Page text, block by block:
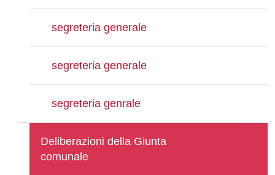
segreteria generale
segreteria generale
segreteria genrale
Deliberazioni della Giunta
comunale